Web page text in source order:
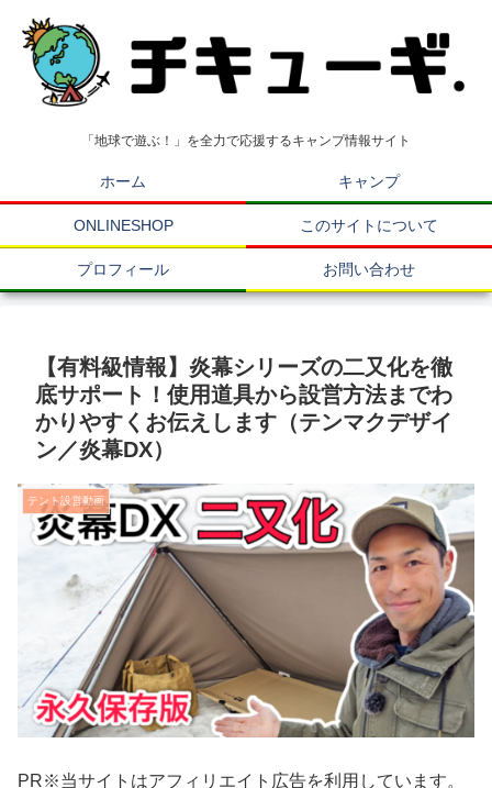
「地球で遊ぶ！」を全力で応援するキャンプ情報サイト
ホーム キャンプ
ONLINESHOP このサイトについて
プロフィール お問い合わせ
【有料級情報】炎幕シリーズの二又化を徹
底サポート！使用道具から設営方法までわ
かりやすくお伝えします（テンマクデザイ
ン／炎幕DX）
テント設営動画
PR※当サイトはアフィリエイト広告を利用しています。